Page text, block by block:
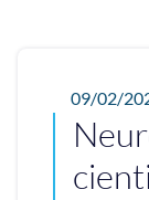
09/02/